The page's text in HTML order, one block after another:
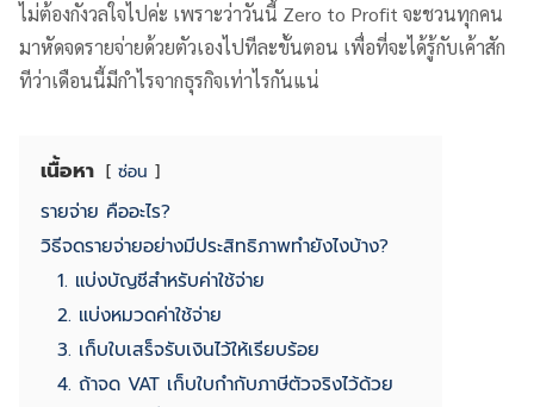
ไม่ต้องกังวลใจไปค่ะ เพราะว่าวันนี้ Zero to Profit จะชวนทุกคน
มาหัดจดรายจ่ายด้วยตัวเองไปทีละขั้นตอน เพื่อที่จะได้รู้กับเค้าสัก
ทีว่าเดือนนี้มีกำไรจากธุรกิจเท่าไรกันแน่
เนื้อหา ซ่อน
รายจ่าย คืออะไร?
วิธีจดรายจ่ายอย่างมีประสิทธิภาพทำยังไงบ้าง?
1. แบ่งบัญชีสำหรับค่าใช้จ่าย
2. แบ่งหมวดค่าใช้จ่าย
3. เก็บใบเสร็จรับเงินไว้ให้เรียบร้อย
4. ถ้าจด VAT เก็บใบกำกับภาษีตัวจริงไว้ด้วย